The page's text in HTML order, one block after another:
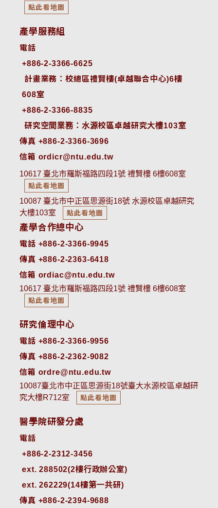
點此看地圖
產學服務組
電話
+886-2-3366-6625
計畫業務：校總區禮賢樓(卓越聯合中心)6樓
608室
+886-2-3366-8835
研究空間業務：水源校區卓越研究大樓103室
傳真 +886-2-3366-3696
信箱 ordicr@ntu.edu.tw
10617 臺北市羅斯福路四段1號 禮賢樓 6樓608室
點此看地圖
10087 臺北市中正區思源街18號 水源校區卓越研究
大樓103室
點此看地圖
產學合作總中心
電話 +886-2-3366-9945
傳真 +886-2-2363-6418
信箱 ordiac@ntu.edu.tw
10617 臺北市羅斯福路四段1號 禮賢樓 6樓608室
點此看地圖
研究倫理中心
電話 +886-2-3366-9956
傳真 +886-2-2362-9082
信箱 ordre@ntu.edu.tw
10087臺北市中正區思源街18號臺大水源校區卓越研
究大樓R712室
點此看地圖
醫學院研發分處
電話
ext. 288502(2樓行政辦公室)
ext. 262229(14樓第一共研)
傳真 +886-2-2394-9688